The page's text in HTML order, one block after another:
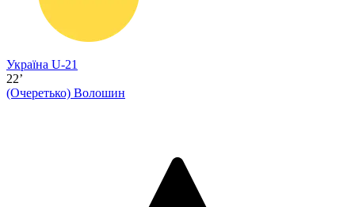
Україна U-21
22’
(Очеретько) Волошин